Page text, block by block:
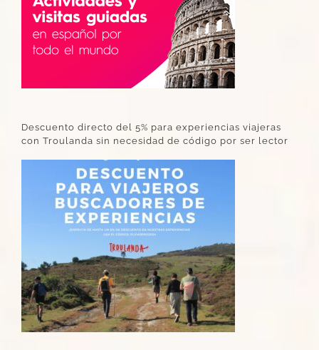
Descuento directo del 5% para experiencias viajeras
con Troulanda sin necesidad de código por ser lector